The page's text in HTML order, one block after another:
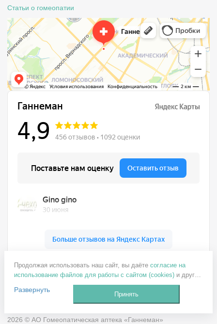
Статьи о гомеопатии
+7 499 137-77-82
Заказать звонок
2026 © АО Гомеопатическая аптека «Ганнеман»
Продолжая использовать наш сайт, вы даёте согласие на
использование файлов для работы с сайтом (cookies)и других
пользовательских данных (включая IP-адрес, сведения о
местоположении, устройстве, действиях на сайте и т. п.) для
функционирования сайта, проведения статистических
исследований, ретаргетинга и использования систем
Развернуть
Принять